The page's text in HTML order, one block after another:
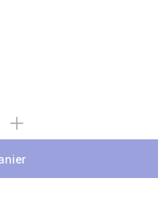
la quantité